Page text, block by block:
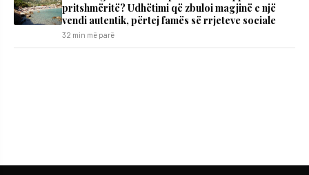
pritshmëritë? Udhëtimi që zbuloi magjinë e një
vendi autentik, përtej famës së rrjeteve sociale
32 min më parë